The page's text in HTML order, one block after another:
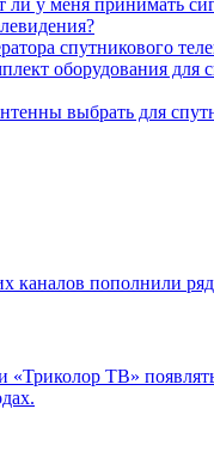
ли у меня принимать
спутникового
оборудования для
выбрать для
каналов пополнили
«Триколор ТВ»